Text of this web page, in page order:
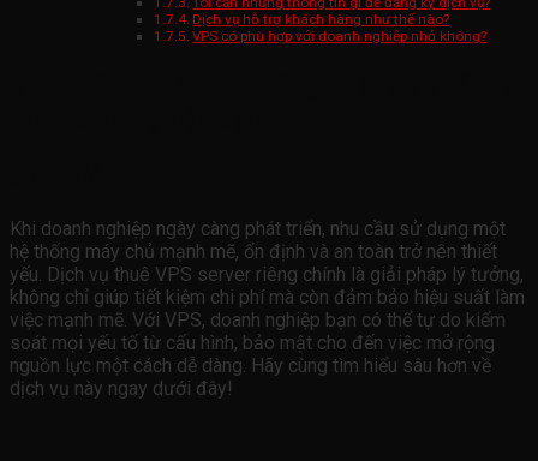
Dịch vụ hỗ trợ khách hàng như thế nào?
VPS có phù hợp với doanh nghiệp nhỏ không?
Khi doanh nghiệp ngày càng phát triển, nhu cầu sử dụng một
hệ thống máy chủ mạnh mẽ, ổn định và an toàn trở nên thiết
yếu. Dịch vụ thuê VPS server riêng chính là giải pháp lý tưởng,
không chỉ giúp tiết kiệm chi phí mà còn đảm bảo hiệu suất làm
việc mạnh mẽ. Với VPS, doanh nghiệp bạn có thể tự do kiểm
soát mọi yếu tố từ cấu hình, bảo mật cho đến việc mở rộng
nguồn lực một cách dễ dàng. Hãy cùng tìm hiểu sâu hơn về
dịch vụ này ngay dưới đây!